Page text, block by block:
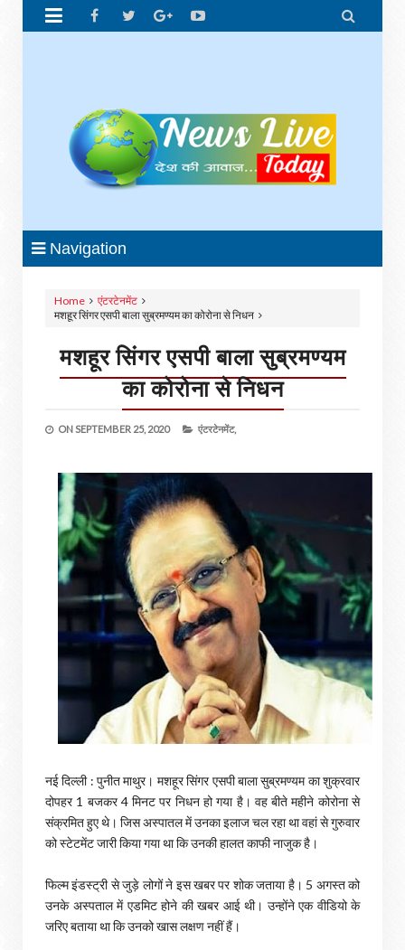
 
Navigation
Home
एंटरटेनमेंट
मशहूर सिंगर एसपी बाला सुब्रमण्‍यम का कोरोना से निधन
मशहूर सिंगर एसपी बाला सुब्रमण्‍यम
का कोरोना से निधन
ONSEPTEMBER 25, 2020 एंटरटेनमेंट,
नई दिल्ली : पुनीत माथुर। मशहूर सिंगर एसपी बाला सुब्रमण्यम का शुक्रवार
दोपहर 1 बजकर 4 मिनट पर निधन हो गया है। वह बीते महीने कोरोना से
संक्रमित हुए थे। जिस अस्पातल में उनका इलाज चल रहा था वहां से गुरुवार
को स्टेटमेंट जारी किया गया था कि उनकी हालत काफी नाजुक है।
फिल्म इंडस्ट्री से जुड़े लोगों ने इस खबर पर शोक जताया है। 5 अगस्त को
उनके अस्पताल में एडमिट होने की खबर आई थी। उन्होंने एक वीडियो के
जरिए बताया था कि उनको खास लक्षण नहीं हैं।